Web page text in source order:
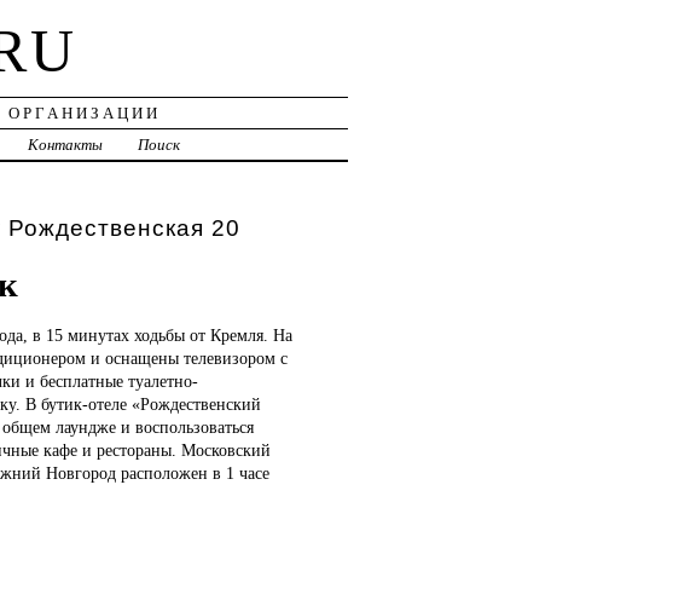
Контакты Поиск
20
в 15 минутах ходьбы от Кремля. На
и оснащены телевизором с
и бесплатные туалетно-
В бутик-отеле «Рождественский
лаундже и воспользоваться
кафе и рестораны. Московский
Новгород расположен в 1 часе